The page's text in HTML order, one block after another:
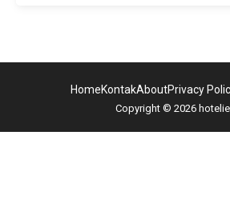
Copyright © 2026
HomeKontakAboutPrivacy